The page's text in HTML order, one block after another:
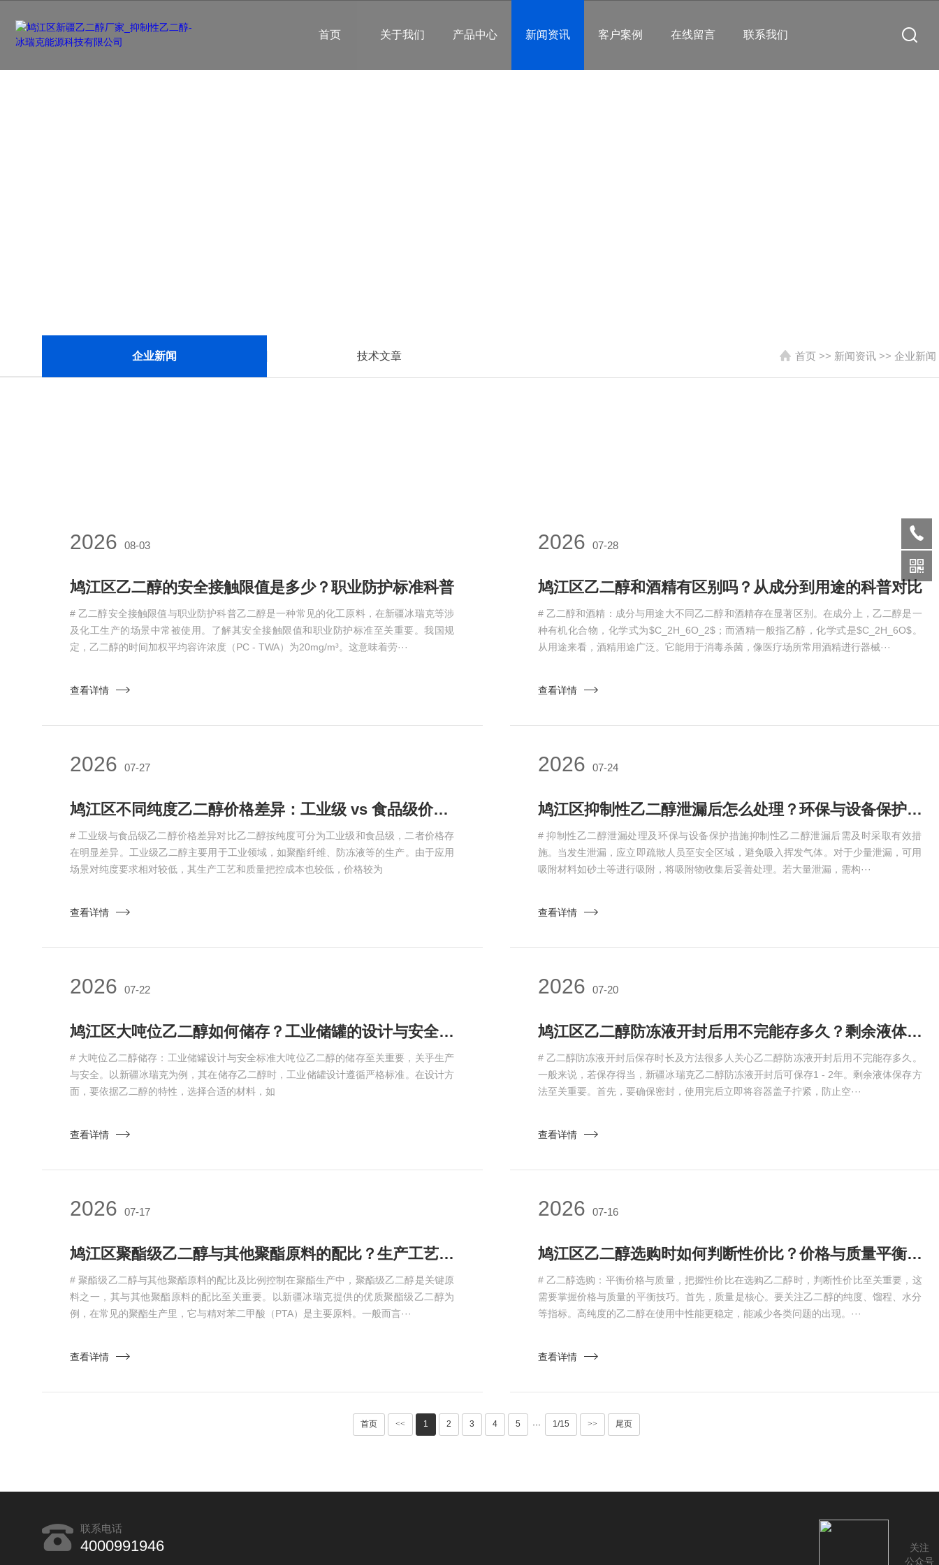
首页 关于我们 产品中心 新闻资讯 客户案例 在线留言 联系我们
企业新闻 技术文章 首页 >> 新闻资讯 >> 企业新闻
2026 08-03
鸠江区乙二醇的安全接触限值是多少？职业防护标准科普
# 乙二醇安全接触限值与职业防护科普乙二醇是一种常见的化工原料，在新疆冰瑞克等涉
及化工生产的场景中常被使用。了解其安全接触限值和职业防护标准至关重要。我国规
定，乙二醇的时间加权平均容许浓度（PC - TWA）为20mg/m³。这意味着劳···
查看详情
2026 07-28
鸠江区乙二醇和酒精有区别吗？从成分到用途的科普对比
# 乙二醇和酒精：成分与用途大不同乙二醇和酒精存在显著区别。在成分上，乙二醇是一
种有机化合物，化学式为$C_2H_6O_2$；而酒精一般指乙醇，化学式是$C_2H_6O$。
从用途来看，酒精用途广泛。它能用于消毒杀菌，像医疗场所常用酒精进行器械···
查看详情
2026 07-27
鸠江区不同纯度乙二醇价格差异：工业级 vs 食品级价格对比​
# 工业级与食品级乙二醇价格差异对比乙二醇按纯度可分为工业级和食品级，二者价格存
在明显差异。工业级乙二醇主要用于工业领域，如聚酯纤维、防冻液等的生产。由于应用
场景对纯度要求相对较低，其生产工艺和质量把控成本也较低，价格较为
查看详情
2026 07-24
鸠江区抑制性乙二醇泄漏后怎么处理？环保与设备保护措施
# 抑制性乙二醇泄漏处理及环保与设备保护措施抑制性乙二醇泄漏后需及时采取有效措
施。当发生泄漏，应立即疏散人员至安全区域，避免吸入挥发气体。对于少量泄漏，可用
吸附材料如砂土等进行吸附，将吸附物收集后妥善处理。若大量泄漏，需构···
查看详情
2026 07-22
鸠江区大吨位乙二醇如何储存？工业储罐的设计与安全标准
# 大吨位乙二醇储存：工业储罐设计与安全标准大吨位乙二醇的储存至关重要，关乎生产
与安全。以新疆冰瑞克为例，其在储存乙二醇时，工业储罐设计遵循严格标准。在设计方
面，要依据乙二醇的特性，选择合适的材料，如
查看详情
2026 07-20
鸠江区乙二醇防冻液开封后用不完能存多久？剩余液体保存方法​
# 乙二醇防冻液开封后保存时长及方法很多人关心乙二醇防冻液开封后用不完能存多久。
一般来说，若保存得当，新疆冰瑞克乙二醇防冻液开封后可保存1 - 2年。剩余液体保存方
法至关重要。首先，要确保密封，使用完后立即将容器盖子拧紧，防止空···
查看详情
2026 07-17
鸠江区聚酯级乙二醇与其他聚酯原料的配比？生产工艺中的比例控制
# 聚酯级乙二醇与其他聚酯原料的配比及比例控制在聚酯生产中，聚酯级乙二醇是关键原
料之一，其与其他聚酯原料的配比至关重要。以新疆冰瑞克提供的优质聚酯级乙二醇为
例，在常见的聚酯生产里，它与精对苯二甲酸（PTA）是主要原料。一般而言···
查看详情
2026 07-16
鸠江区乙二醇选购时如何判断性价比？价格与质量平衡技巧​
# 乙二醇选购：平衡价格与质量，把握性价比在选购乙二醇时，判断性价比至关重要，这
需要掌握价格与质量的平衡技巧。首先，质量是核心。要关注乙二醇的纯度、馏程、水分
等指标。高纯度的乙二醇在使用中性能更稳定，能减少各类问题的出现。···
查看详情
首页 << 1 2 3 4 5 ··· 1/15 >> 尾页
联系电话
4000991946
关注
公众号